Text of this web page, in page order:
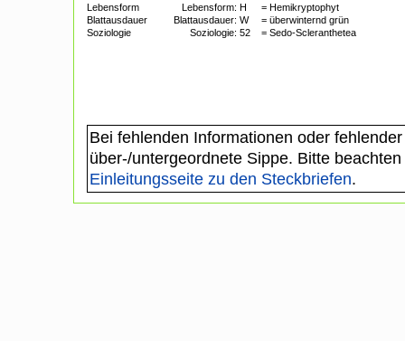
Lebensform Lebensform: H
= Hemikryptophyt
Blattausdauer
Blattausdauer: W
= überwinternd grün
Soziologie
Soziologie: 52 = Sedo-Scleranthetea
Bei fehlenden Informationen oder
über-/untergeordnete Sippe. Bitte
Einleitungsseite zu den Steckbriefen.